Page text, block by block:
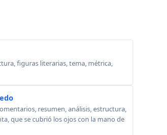
figuras literarias, tema, métrica,
resumen, análisis, estructura,
que se cubrió los ojos con la mano de